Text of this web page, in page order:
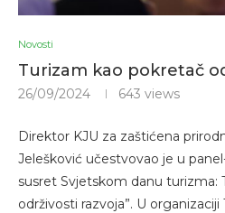
Novosti
Turizam kao pokretač
26/09/2024 643 views
Direktor KJU za zaštićena
Jelešković učestvovao je u
susret Svjetskom danu turizma:
održivosti razvoja”. U